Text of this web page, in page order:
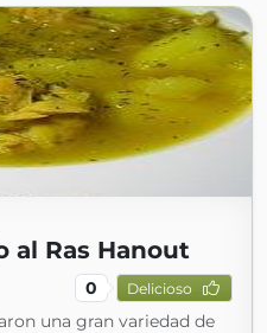
al Ras Hanout
0 Delicioso
una gran variedad de